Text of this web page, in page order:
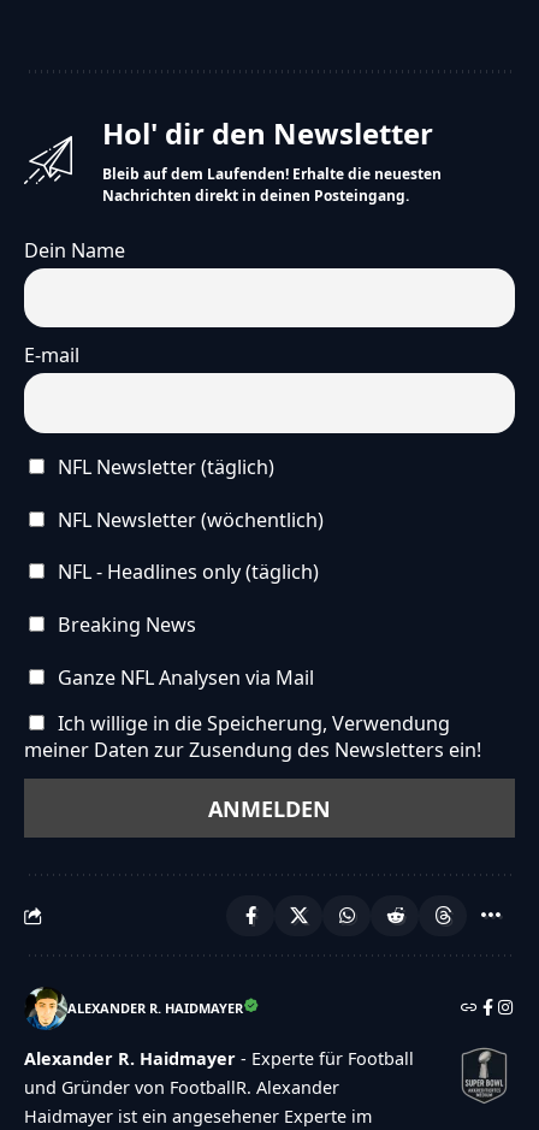
Hol' dir den Newsletter
Bleib auf dem Laufenden! Erhalte die neuesten
Nachrichten direkt in deinen Posteingang.
Dein Name
E-mail
NFL Newsletter (täglich)
NFL Newsletter (wöchentlich)
NFL - Headlines only (täglich)
Breaking News
Ganze NFL Analysen via Mail
Ich willige in die Speicherung, Verwendung
meiner Daten zur Zusendung des Newsletters ein!
ALEXANDER R. HAIDMAYER
Alexander R. Haidmayer - Experte für Football
und Gründer von FootballR. Alexander
Haidmayer ist ein angesehener Experte im